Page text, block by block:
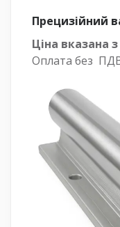
Прецизійний
Ціна вказана
Оплата без